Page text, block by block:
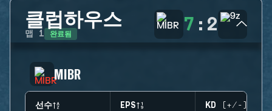
클럽하우스
맵 1 완료됨 7 : 2
MIBR
선수 EPS KD (+/-)